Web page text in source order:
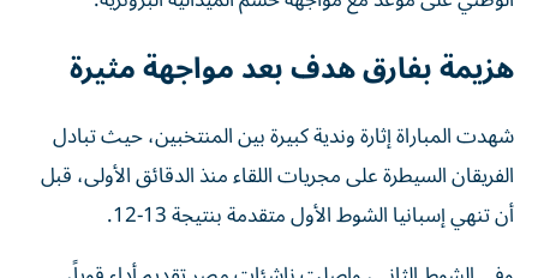
هزيمة بفارق هدف بعد مواجهة مثيرة
الفريقان السيطرة على مجريات اللقاء منذ الدقائق الأولى، قبل
أن تنهي إسبانيا الشوط الأول متقدمة بنتيجة 13-12.
وفي الشوط الثاني، واصلت ناشئات مصر تقديم أداء قوياً،